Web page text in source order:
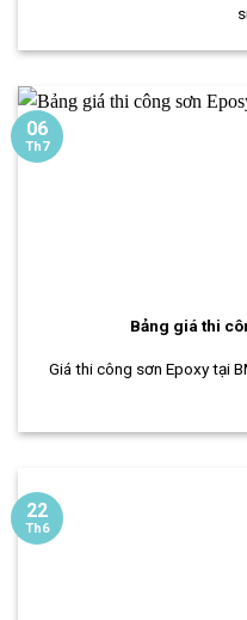
Bảng giá thi
Giá thi công sơn Epoxy tại
06
Th7
22
Th6